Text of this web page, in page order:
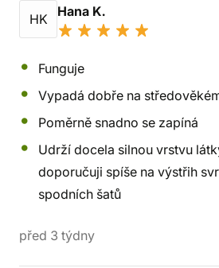
HK Hana K.
Funguje
Vypadá dobře na
Poměrně snadno se zapíná
Udrží docela silnou vrstvu
doporučuji spíše na výstřih
spodních šatů
před 3 týdny